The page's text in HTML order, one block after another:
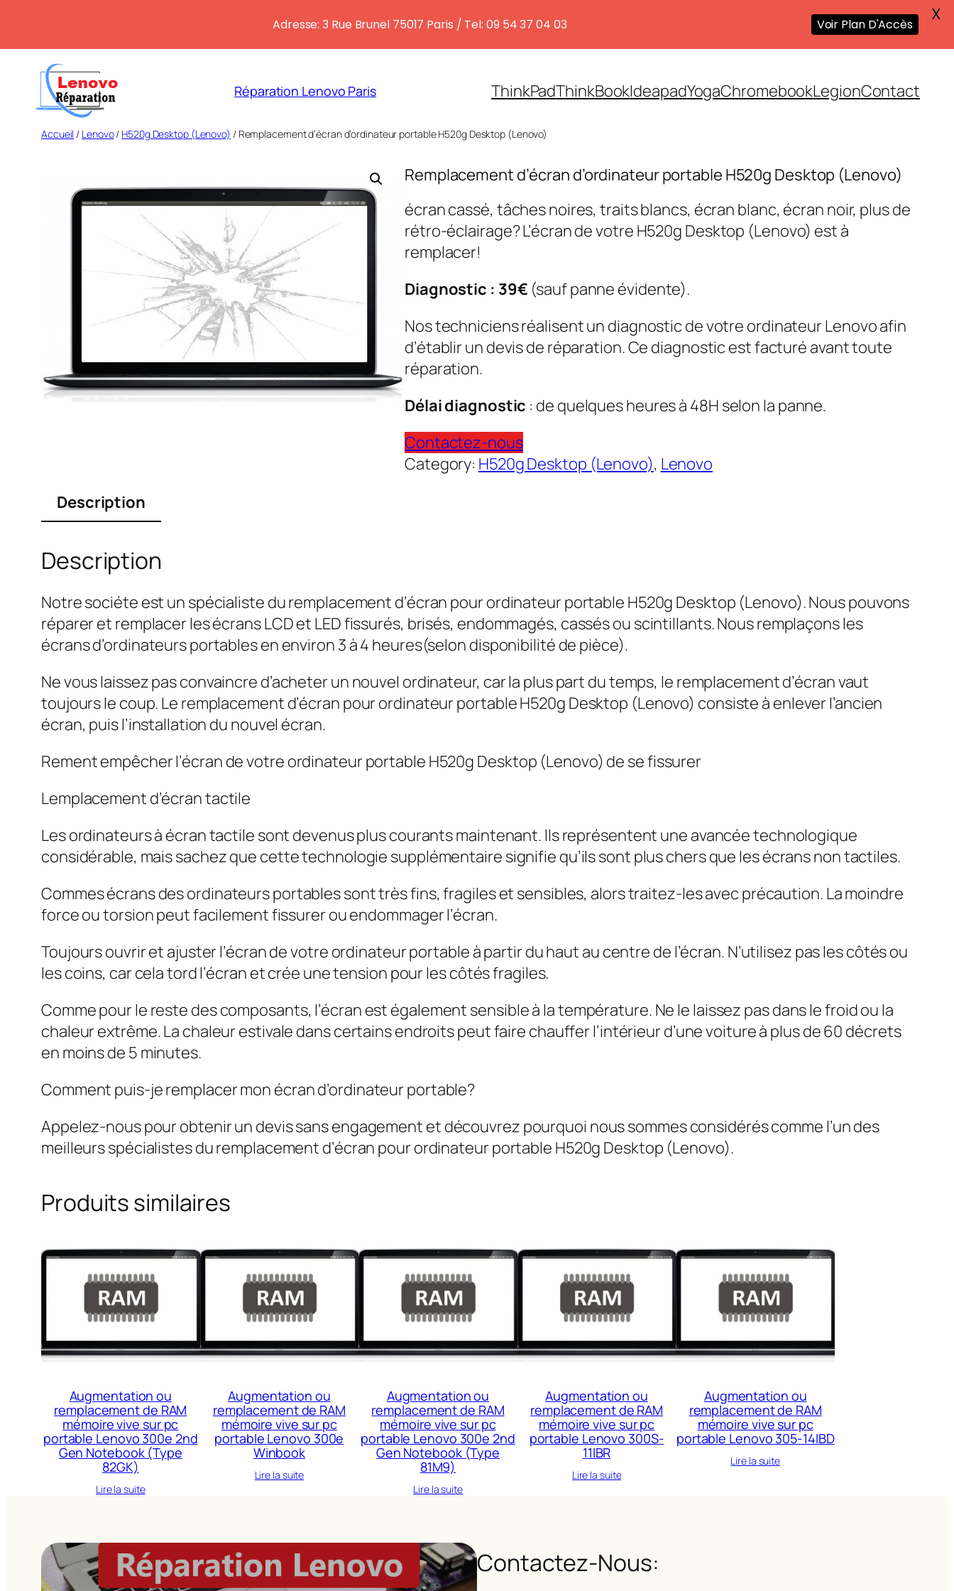
contenu
Réparation Lenovo Paris ThinkPadThinkBookIdeapadYogaChromebookLegionContact
Accueil / Lenovo/ H520g Desktop (Lenovo) / Remplacement d’écran d’ordinateur portable H520g Desktop (Lenovo)
Remplacement d’écran d’ordinateur portable H520g Desktop (Lenovo)
écran cassé, tâches noires, traits blancs, écran blanc, écran noir, plus de
rétro-éclairage? L’écran de votre H520g Desktop (Lenovo) est à
remplacer!
Diagnostic : 39€ (sauf panne évidente).
Nos techniciens réalisent un diagnostic de votre ordinateur Lenovo afin
d’établir un devis de réparation. Ce diagnostic est facturé avant toute
réparation.
Délai diagnostic : de quelques heures à 48H selon la panne.
Contactez-nous
Category: H520g Desktop (Lenovo), Lenovo
Description
Description
Notre sociéte est un spécialiste du remplacement d’écran pour ordinateur portable H520g Desktop (Lenovo). Nous pouvons
réparer et remplacer les écrans LCD et LED fissurés, brisés, endommagés, cassés ou scintillants. Nous remplaçons les
écrans d’ordinateurs portables en environ 3 à 4 heures(selon disponibilité de pièce).
Ne vous laissez pas convaincre d’acheter un nouvel ordinateur, car la plus part du temps, le remplacement d’écran vaut
toujours le coup. Le remplacement d’écran pour ordinateur portable H520g Desktop (Lenovo) consiste à enlever l’ancien
écran, puis l’installation du nouvel écran.
Rement empêcher l’écran de votre ordinateur portable H520g Desktop (Lenovo) de se fissurer
Lemplacement d’écran tactile
Les ordinateurs à écran tactile sont devenus plus courants maintenant. Ils représentent une avancée technologique
considérable, mais sachez que cette technologie supplémentaire signifie qu’ils sont plus chers que les écrans non tactiles.
Commes écrans des ordinateurs portables sont très fins, fragiles et sensibles, alors traitez-les avec précaution. La moindre
force ou torsion peut facilement fissurer ou endommager l’écran.
Toujours ouvrir et ajuster l’écran de votre ordinateur portable à partir du haut au centre de l’écran. N’utilisez pas les côtés ou
les coins, car cela tord l’écran et crée une tension pour les côtés fragiles.
Comme pour le reste des composants, l’écran est également sensible à la température. Ne le laissez pas dans le froid ou la
chaleur extrême. La chaleur estivale dans certains endroits peut faire chauffer l’intérieur d’une voiture à plus de 60 décrets
en moins de 5 minutes.
Comment puis-je remplacer mon écran d’ordinateur portable?
Appelez-nous pour obtenir un devis sans engagement et découvrez pourquoi nous sommes considérés comme l’un des
meilleurs spécialistes du remplacement d’écran pour ordinateur portable H520g Desktop (Lenovo).
Produits similaires
Augmentation ou
remplacement de RAM
mémoire vive sur pc
portable Lenovo 300e 2nd
Gen Notebook (Type
82GK)
Lire la suite
Augmentation ou
remplacement de RAM
mémoire vive sur pc
portable Lenovo 300e
Winbook
Lire la suite
Augmentation ou
remplacement de RAM
mémoire vive sur pc
portable Lenovo 300e 2nd
Gen Notebook (Type
81M9)
Lire la suite
Augmentation ou
remplacement de RAM
mémoire vive sur pc
portable Lenovo 300S-
11IBR
Lire la suite
Augmentation ou
remplacement de RAM
mémoire vive sur pc
portable Lenovo 305-14IBD
Lire la suite
Contactez-Nous:
Adresse: 3 Rue Brunel 75017 Paris / Tel: 09 54 37 04 03 Voir Plan D'Accès X